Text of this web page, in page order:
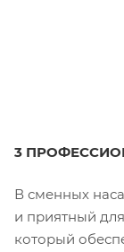
3
В сменных
и приятный
который